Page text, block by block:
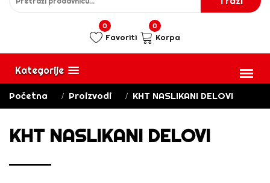
0
Favoriti
0
Korpa
Kategorije
Početna Proizvodi KHT NASLIKANI DELOVI
KHT NASLIKANI DELOVI